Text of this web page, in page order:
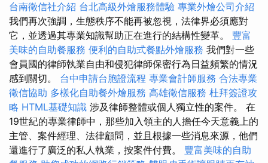
台南徵信社介紹 台北高級外燴服務體驗 專業外燴公司介紹
我們再次強調，生態秩序不能再被忽視，法律界必須應對
它，並透過其專業知識幫助正在進行的結構性變革。 豐富
美味的自助餐服務 便利的自助式餐點外燴服務 我們對一些
會員國的律師執業自由和侵犯律師保密行為日益頻繁的情況
感到關切。 台中申請台胞證流程 專業會計師服務 合法專業
徵信協助 多樣化自助餐外燴服務 高雄徵信服務 杜拜簽證攻
略 HTML基礎知識 涉及律師整體或個人獨立性的案件。 在
19世紀的專業律師中，那些加入領主的人擔任今天意義上的
主管、案件經理、法律顧問，並且根據一些消息來源，他們
還進行了廣泛的私人執業，按案件付費。 豐富美味的自助